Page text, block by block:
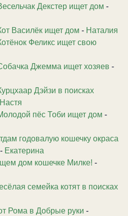
Декстер ищет дом -
Василёк ищет дом - Наталия
Феликс ищет свою
Джемма ищет хозяев -
Дэйзи в поисках
Настя
пёс Тоби ищет дом -
годовалую кошечку окраса
- Екатерина
дом кошечке Милке! -
семейка котят в поисках
Рома в Добрые руки -